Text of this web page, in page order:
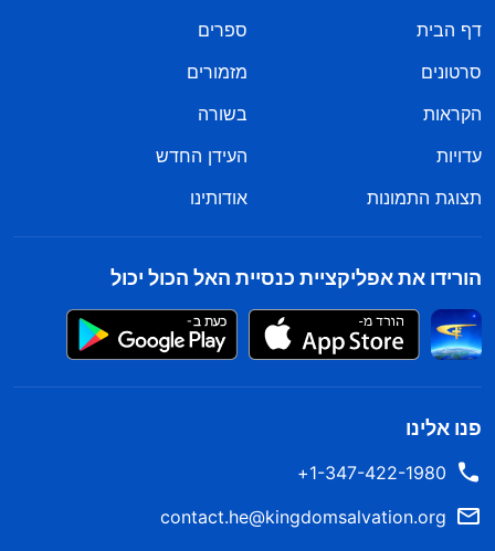
דף הבית
ספרים
סרטונים
מזמורים
הקראות
בשורה
עדויות
העידן החדש
תצוגת התמונות
אודותינו
הורידו את אפליקציית כנסיית האל הכול יכול
פנו אלינו
1-347-422-1980+
contact.he@kingdomsalvation.org